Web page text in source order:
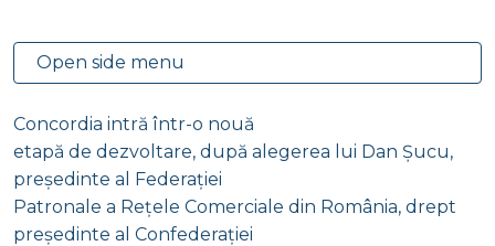
Concordia intră într-o nouă
etapă de dezvoltare, după alegerea lui Dan Șucu,
președinte al Federației
Patronale a Rețele Comerciale din România, drept
președinte al Confederației
Open side menu